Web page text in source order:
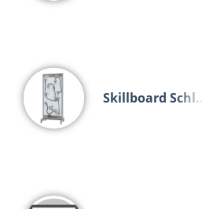
Skillboard Schl…